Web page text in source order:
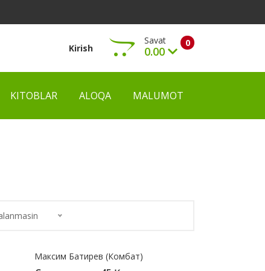
Kirish 0
Savat
0.00
Ko‘rish
KITOBLAR ALOQA MALUMOT
Максим Батирев (Комбат)